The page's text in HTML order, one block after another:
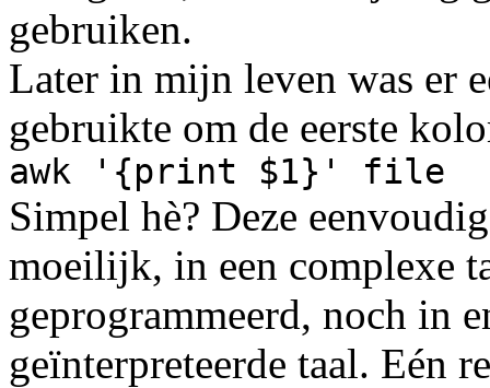
gebruiken.
Later in mijn leven was er
gebruikte om de eerste
awk '{print $1}' file
Simpel hè? Deze
moeilijk, in een complexe
geprogrammeerd, noch in
geïnterpreteerde taal. Eén